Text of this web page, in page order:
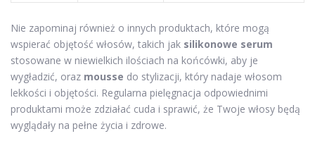
Nie zapominaj również o innych produktach, które mogą
wspierać objętość włosów, takich jak silikonowe serum
stosowane w niewielkich ilościach na końcówki, aby je
wygładzić, oraz mousse do stylizacji, który nadaje włosom
lekkości i objętości. Regularna pielęgnacja odpowiednimi
produktami może zdziałać cuda i sprawić, że Twoje włosy będą
wyglądały na pełne życia i zdrowe.